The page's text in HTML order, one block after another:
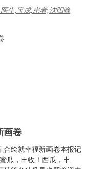
生,宝成,患者,沈阳晚
画卷
合绘就幸福新画卷本报记
瓜，丰收！西瓜，丰